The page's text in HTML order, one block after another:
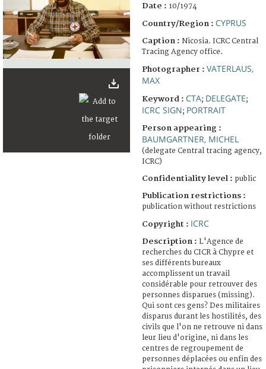
Date : 10/1974
Country/Region : CYPRUS
Caption : Nicosia. ICRC Central
Tracing Agency office.
Photographer : VATERLAUS,
MAX
Keyword : CTA; DELEGATE;
ICRC SIGN; PORTRAIT
Person appearing :
BAUMGARTNER, MICHEL
(delegate Central tracing agency,
ICRC)
Confidentiality level : public
Publication restrictions :
publication without restrictions
Copyright : ICRC
Description : L'Agence de
recherches du CICR à Chypre et
ses différents bureaux
accomplissent un travail
considérable pour retrouver des
personnes disparues (missing).
Qui sont ces gens? Des militaires
disparus durant les hostilités, des
civils que l'on ne retrouve ni dans
leur lieu d'origine, ni dans les
centres de regroupement de
personnes déplacées ou enfin des